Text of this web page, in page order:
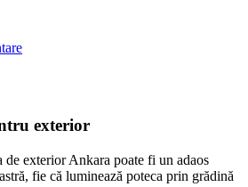
exterior
de exterior Ankara poate fi un adaos
fie că luminează poteca prin grădină